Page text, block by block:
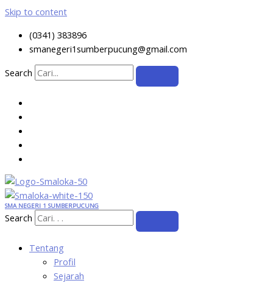
Skip to content
(0341) 383896
smanegeri1sumberpucung@gmail.com
Search
SMA NEGERI 1 SUMBERPUCUNG
Search
Tentang
Profil
Sejarah